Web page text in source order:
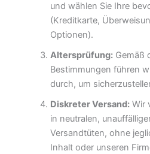
und wählen Sie Ihre
(Kreditkarte,
Optionen).
Altersprüfung:Gemäß
Bestimmungen führen
durch, um
Diskreter Versand:Wir
in neutralen,
Versandtüten, ohne
Inhalt oder unseren